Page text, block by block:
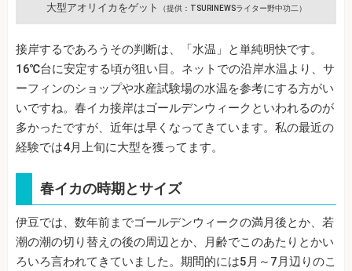
大型アオリイカをゲット （提供：TSURINEWSライター野中功二）
接岸するであろうその判断は、「水温」と単純明快です。
16℃台に安定する頃が狙い目。ネットでの沿岸水温より、サ
ーフィンのショップや水産試験場の水温を参考にする方がい
いですね。春イカ接岸はゴールデンウィークといわれるのが
多かったですが、近年は早くなってきています。私の最近の
経験では4月上旬に大型を獲ってます。
春イカの時期とサイズ
伊豆では、数年前までゴールデンウィークの満月後とか、若
潮の潮の切り替えの後の周辺とか、月齢でこのあたりとかい
ろいろ言われてきていました。期間的には5月～7月辺りのこ